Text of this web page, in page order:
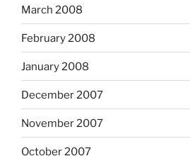
March 2008
February 2008
January 2008
December 2007
November 2007
October 2007